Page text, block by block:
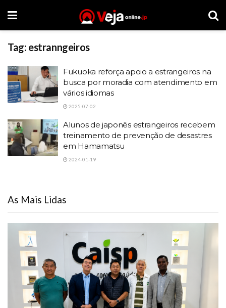
Tag: estranngeiros
Fukuoka reforça apoio a estrangeiros na
busca por moradia com atendimento em
vários idiomas
2025-07-02
Alunos de japonês estrangeiros recebem
treinamento de prevenção de desastres
em Hamamatsu
2024-01-19
As Mais Lidas